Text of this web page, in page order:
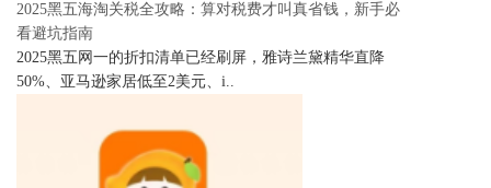
2025黑五海淘关税全攻略：算对税费才叫真省钱，新手必
看避坑指南
2025黑五网一的折扣清单已经刷屏，雅诗兰黛精华直降
50%、亚马逊家居低至2美元、i..